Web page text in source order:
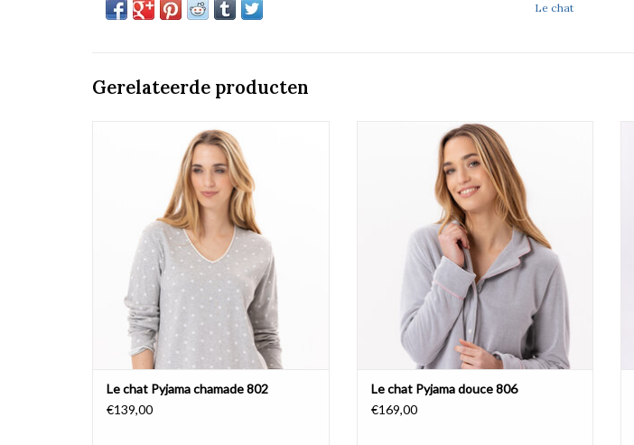
Le chat
Gerelateerde producten
Dames Pyjama.
100% katoen.
TOEVOEGEN AAN WINKELWAGEN
Le chat Pyjama chamade 802
€139,00
Dames Pyjama.
100% polyester.
TOEVOEGEN AAN WINKELWAGEN
Le chat Pyjama douce 806
€169,00